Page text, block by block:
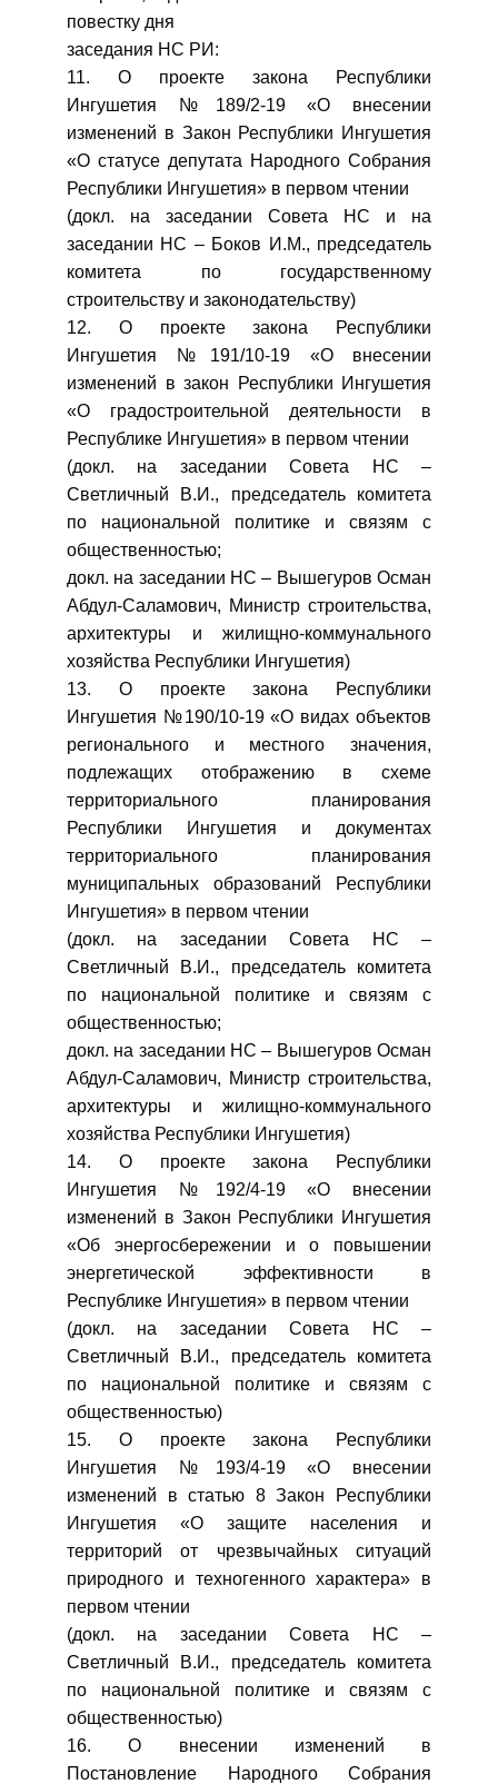
повестку дня
заседания НС РИ:
11. О проекте закона Республики
Ингушетия №189/2-19 «О внесении
изменений в Закон Республики Ингушетия
«О статусе депутата Народного Собрания
Республики Ингушетия» в первом чтении
(докл. на заседании Совета НС и на
заседании НС – Боков И.М., председатель
комитета по государственному
строительству и законодательству)
12. О проекте закона Республики
Ингушетия №191/10-19 «О внесении
изменений в закон Республики Ингушетия
«О градостроительной деятельности в
Республике Ингушетия» в первом чтении
(докл. на заседании Совета НС –
Светличный В.И., председатель комитета
по национальной политике и связям с
общественностью;
докл. на заседании НС – Вышегуров Осман
Абдул-Саламович, Министр строительства,
архитектуры и жилищно-коммунального
хозяйства Республики Ингушетия)
13. О проекте закона Республики
Ингушетия №190/10-19 «О видах объектов
регионального и местного значения,
подлежащих отображению в схеме
территориального планирования
Республики Ингушетия и документах
территориального планирования
муниципальных образований Республики
Ингушетия» в первом чтении
(докл. на заседании Совета НС –
Светличный В.И., председатель комитета
по национальной политике и связям с
общественностью;
докл. на заседании НС – Вышегуров Осман
Абдул-Саламович, Министр строительства,
архитектуры и жилищно-коммунального
хозяйства Республики Ингушетия)
14. О проекте закона Республики
Ингушетия №192/4-19 «О внесении
изменений в Закон Республики Ингушетия
«Об энергосбережении и о повышении
энергетической эффективности в
Республике Ингушетия» в первом чтении
(докл. на заседании Совета НС –
Светличный В.И., председатель комитета
по национальной политике и связям с
общественностью)
15. О проекте закона Республики
Ингушетия №193/4-19 «О внесении
изменений в статью 8 Закон Республики
Ингушетия «О защите населения и
территорий от чрезвычайных ситуаций
природного и техногенного характера» в
первом чтении
(докл. на заседании Совета НС –
Светличный В.И., председатель комитета
по национальной политике и связям с
общественностью)
16. О внесении изменений в
Постановление Народного Собрания